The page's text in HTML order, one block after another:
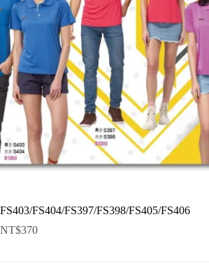
FS403/FS404/FS397/FS398/FS405/FS406
NT$370